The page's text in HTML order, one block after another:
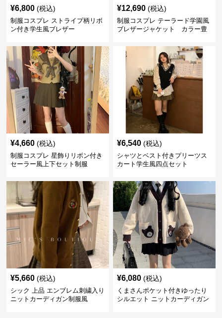
¥6,800 (税込)
制服コスプレ ストライプ柄リボ
ン付き学生風ブレザー
¥12,690 (税込)
制服コスプレ テーラード学園風
ブレザージャケット カラー豊
¥4,660 (税込)
制服コスプレ 星飾りリボン付き
セーラー風上下セット制服
¥6,540 (税込)
シャツとベスト付きプリーツス
カート学生風四点セット
¥5,660 (税込)
シック 上品 エンブレム刺繍入り
ニットカーディガン制服風
¥6,080 (税込)
くまさんポケット付きゆったり
シルエット ニットカーディガン